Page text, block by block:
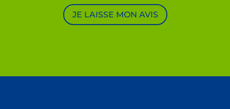
JE LAISSE MON AVIS